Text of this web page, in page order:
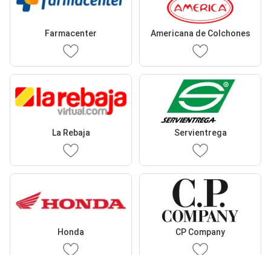
Farmacenter Americana de Colchones
La Rebaja Servientrega
Honda CP Company